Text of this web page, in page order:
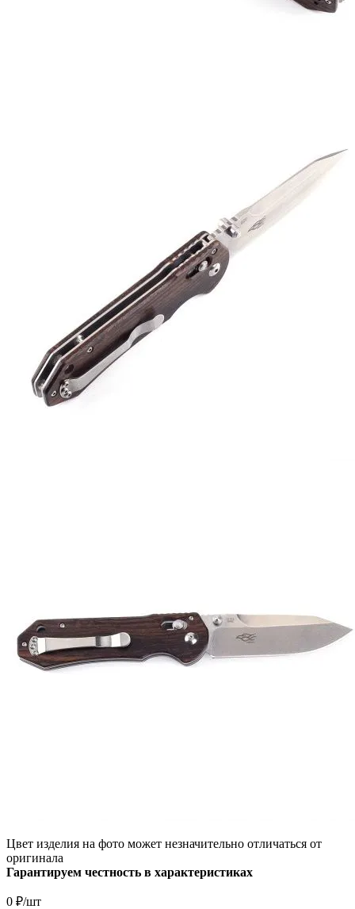
Цвет изделия на фото может незначительно отличаться от
оригинала
Гарантируем честность в характеристиках
0 ₽/шт